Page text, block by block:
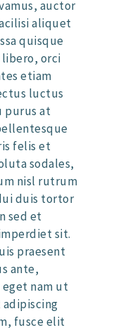
auctor
aliquet
quisque
orci
etiam
luctus
purus at
felis et
sodales,
nisl rutrum
duis tortor
sed et
sit.
praesent
ante,
eget nam ut
fusce elit